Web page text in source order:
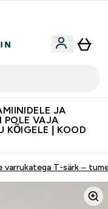
JA
POLE VAJA
KÕIGELE | KOOD
varrukatega T-särk –